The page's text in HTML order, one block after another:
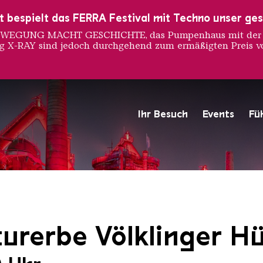
Ihr Besuch Events
Hochofengruppe in Rot
Copyright:
Völklinger
bespielt das FERRA Festival mit Techno unser
MACHT GESCHICHTE, das Pumpenhaus mit
RAY sind jedoch durchgehend zum ermäßigten Preis